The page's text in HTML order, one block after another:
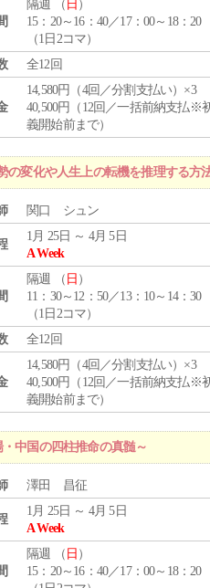
隔週 （ 日 ）
15：20～16：40／17：00～18：20
（1日2コマ）
全12回
14,580円（4回／分割支払い）×3
40,500円（12回／一括前納支払※
義開始前まで）
変化や人生上の転機を推理する方
関口 シュン
1月 25日 ～ 4月 5日
A Week
隔週 （ 日 ）
11：30～12：50／13：10～14：30
（1日2コマ）
全12回
14,580円（4回／分割支払い）×3
40,500円（12回／一括前納支払※
義開始前まで）
中国の四柱推命の真髄～
澤田 昌征
1月 25日 ～ 4月 5日
A Week
隔週 （ 日 ）
15：20～16：40／17：00～18：20